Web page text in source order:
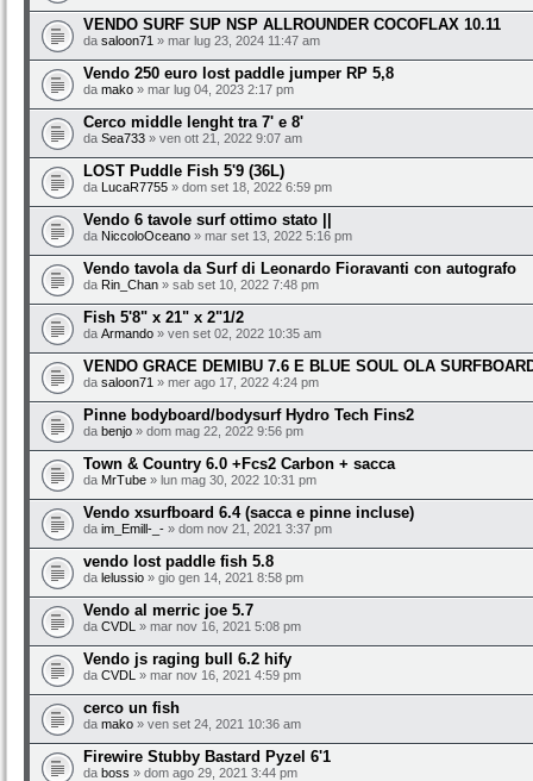
VENDO SURF SUP NSP ALLROUNDER COCOFLAX 10.11
da saloon71 » mar lug 23, 2024 11:47 am
Vendo 250 euro lost paddle jumper RP 5,8
da mako » mar lug 04, 2023 2:17 pm
Cerco middle lenght tra 7' e 8'
da Sea733 » ven ott 21, 2022 9:07 am
LOST Puddle Fish 5'9 (36L)
da LucaR7755 » dom set 18, 2022 6:59 pm
Vendo 6 tavole surf ottimo stato ||
da NiccoloOceano » mar set 13, 2022 5:16 pm
Vendo tavola da Surf di Leonardo Fioravanti con autografo
da Rin_Chan » sab set 10, 2022 7:48 pm
Fish 5'8" x 21" x 2"1/2
da Armando » ven set 02, 2022 10:35 am
VENDO GRACE DEMIBU 7.6 E BLUE SOUL OLA
da saloon71 » mer ago 17, 2022 4:24 pm
Pinne bodyboard/bodysurf Hydro Tech Fins2
da benjo » dom mag 22, 2022 9:56 pm
Town & Country 6.0 +Fcs2 Carbon + sacca
da MrTube » lun mag 30, 2022 10:31 pm
Vendo xsurfboard 6.4 (sacca e pinne incluse)
da im_Emill-_- » dom nov 21, 2021 3:37 pm
vendo lost paddle fish 5.8
da lelussio » gio gen 14, 2021 8:58 pm
Vendo al merric joe 5.7
da CVDL » mar nov 16, 2021 5:08 pm
Vendo js raging bull 6.2 hify
da CVDL » mar nov 16, 2021 4:59 pm
cerco un fish
da mako » ven set 24, 2021 10:36 am
Firewire Stubby Bastard Pyzel 6'1
da boss » dom ago 29, 2021 3:44 pm